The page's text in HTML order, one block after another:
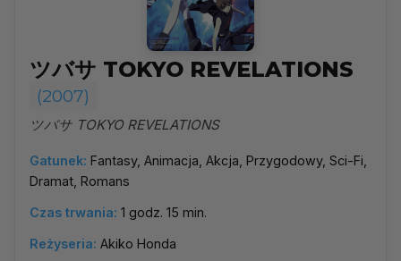
ツバサ TOKYO REVELATIONS
(2007)
ツバサ TOKYO REVELATIONS
Gatunek: Fantasy, Animacja, Akcja, Przygodowy, Sci-Fi,
Dramat, Romans
Czas trwania: 1 godz. 15 min.
Reżyseria: Akiko Honda